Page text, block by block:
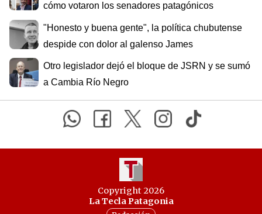
cómo votaron los senadores patagónicos
"Honesto y buena gente", la política chubutense
despide con dolor al galenso James
Otro legislador dejó el bloque de JSRN y se sumó
a Cambia Río Negro
Copyright 2026
La Tecla Patagonia